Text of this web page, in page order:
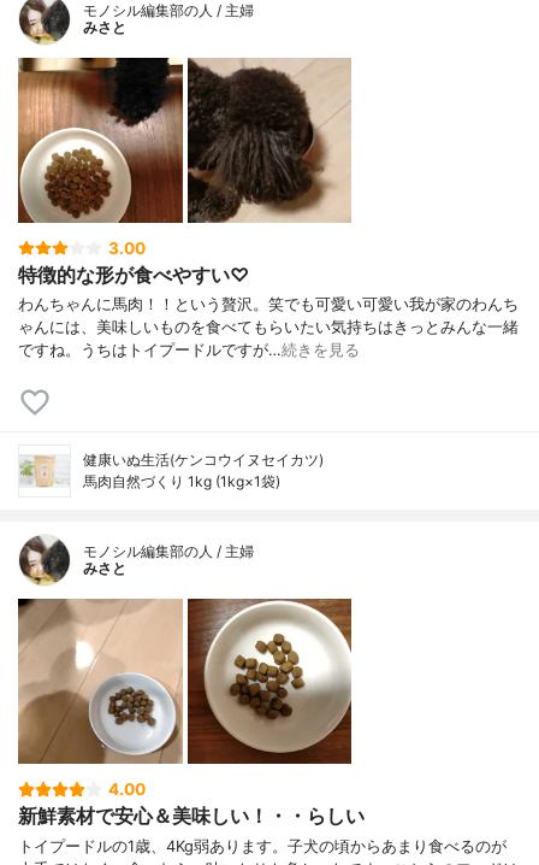
モノシル編集部の人 / 主婦
みさと
3.00
特徴的な形が食べやすい♡
わんちゃんに馬肉！！という贅沢。笑でも可愛い可愛い我が家のわんち
ゃんには、美味しいものを食べてもらいたい気持ちはきっとみんな一緒
ですね。うちはトイプードルですが…続きを見る
健康いぬ生活(ケンコウイヌセイカツ)
馬肉自然づくり 1kg (1kg×1袋)
モノシル編集部の人 / 主婦
みさと
4.00
新鮮素材で安心＆美味しい！・・らしい
トイプードルの1歳、4Kg弱あります。子犬の頃からあまり食べるのが